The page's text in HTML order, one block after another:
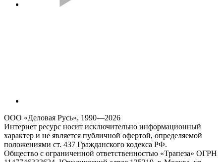
ООО «Деловая Русь», 1990—2026
Интернет ресурс носит исключительно информационный
характер и не является публичной офертой, определяемой
положениями ст. 437 Гражданского кодекса РФ.
Общество с ограниченной ответственностью «Трапеза» ОГРН